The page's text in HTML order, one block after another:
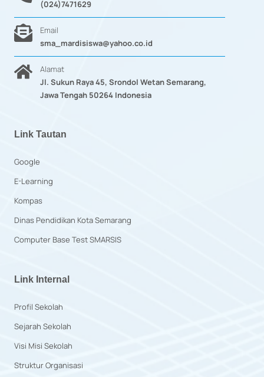
(024)7471629
Email
sma_mardisiswa@yahoo.co.id
Alamat
Jl. Sukun Raya 45, Srondol Wetan Semarang,
Jawa Tengah 50264 Indonesia
Link Tautan
Google
E-Learning
Kompas
Dinas Pendidikan Kota Semarang
Computer Base Test SMARSIS
Link Internal
Profil Sekolah
Sejarah Sekolah
Visi Misi Sekolah
Struktur Organisasi